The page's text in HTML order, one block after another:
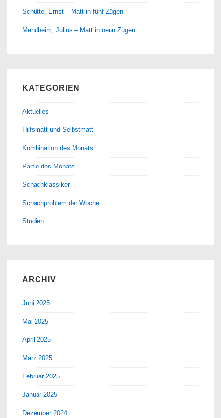
Schütte, Ernst – Matt in fünf Zügen
Mendheim, Julius – Matt in neun Zügen
KATEGORIEN
Aktuelles
Hilfsmatt und Selbstmatt
Kombination des Monats
Partie des Monats
Schachklassiker
Schachproblem der Woche
Studien
ARCHIV
Juni 2025
Mai 2025
April 2025
März 2025
Februar 2025
Januar 2025
Dezember 2024